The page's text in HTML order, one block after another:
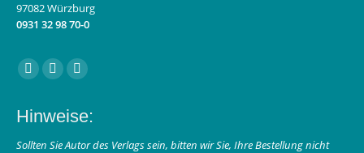
97082 Würzburg
0931 32 98 70-0
Finden Sie uns auf:
Facebook
opens
in
Instagram
opens
in
E-
page
opens
Hinweise:
Sollten Sie Autor des Verlags sein, bitten wir Sie, Ihre Bestellung nicht